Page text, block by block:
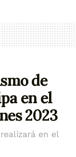
de
en el
2023
en el